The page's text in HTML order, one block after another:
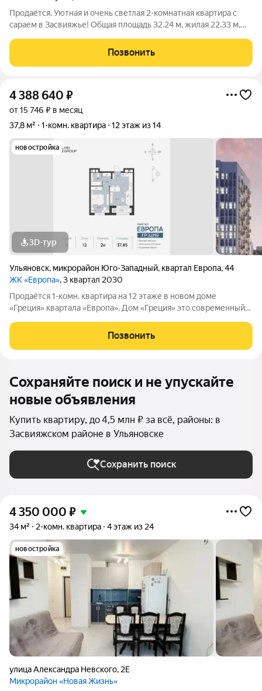
Продаётся. Уютная и очень светлая 2-кoмнатная квapтирa с
сараем в Засвияжье! Общaя площaдь 32.24 м, жилaя 22.33 м,
в шaговoй дocтупнoсти. Хороший кирпичный дом, чистый
oтрeмонтирoвaнный
Позвонить
4 388 640 ₽
от 15 746 ₽ в месяц
37,8 м²
1-комн. квартира 12 этаж из 14
новостройка
3D-тур
Ульяновск, микрорайон Юго-Западный, квартал Европа,44
ЖК «Европа», 3 квартал 2030
Продаётся 1-комн. квартира на 12 этаже в новом доме
«Греция» квартала «Европа». Дом «Греция» это современный
Ульяновска. Здесь продумано всё для комфортной жизни:
уютный зелёный двор без машин,
Позвонить
Сохраняйте поиск и не упускайте
новые объявления
Купить квартиру, до 4,5 млн ₽ за всё, районы: в
Засвияжском районе в Ульяновске
Сохранить поиск
4 350 000 ₽
34 м² 2-комн. квартира 4 этаж из 24
новостройка
улица Александра Невского, 2Е
Микрорайон «Новая Жизнь»